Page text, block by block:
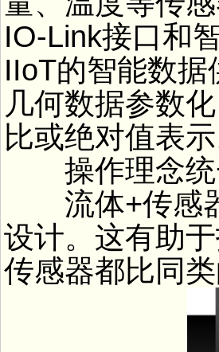
IO-Link接口和
IIoT的智能数
几何数据参数
比或绝对值表示
操作理念统
流体+传感器
设计。这有助
传感器都比同